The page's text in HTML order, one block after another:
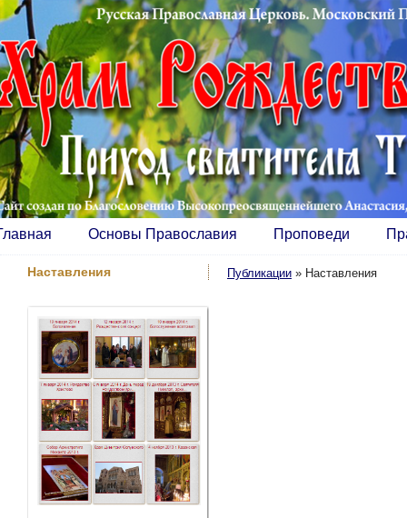
Основы Православия Проповеди
Публикации » Наставления
Наставления